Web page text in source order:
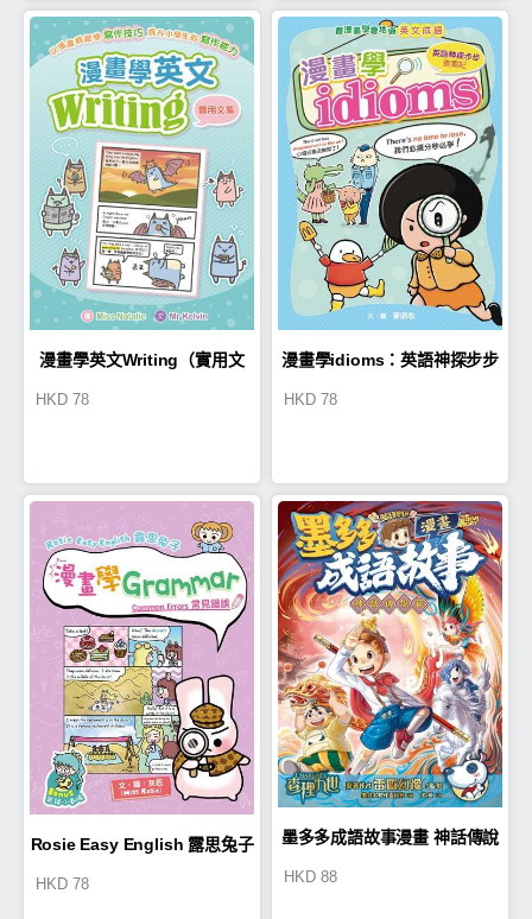
漫畫學英文Writing（實用文
HKD 78
漫畫學idioms：英語神探步步
HKD 78
Rosie Easy English 露思兔子
HKD 78
墨多多成語故事漫畫 神話傳說
HKD 88